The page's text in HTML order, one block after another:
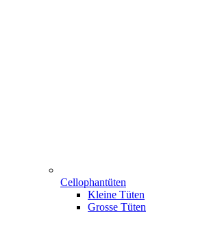
Cellophantüten
Kleine Tüten
Grosse Tüten